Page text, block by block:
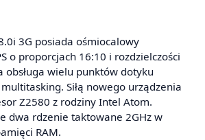
3G posiada ośmiocalowy
o proporcjach 16:10 i rozdzielczości
obsługa wielu punktów dotyku
Siłą nowego urządzenia
Z2580 z rodziny Intel Atom.
dwa rdzenie taktowane 2GHz w
RAM.